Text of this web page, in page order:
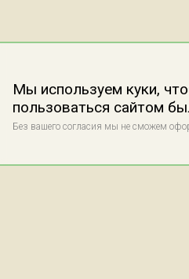
Мы используем куки,
пользоваться сайтом
Без вашего согласия мы не сможем